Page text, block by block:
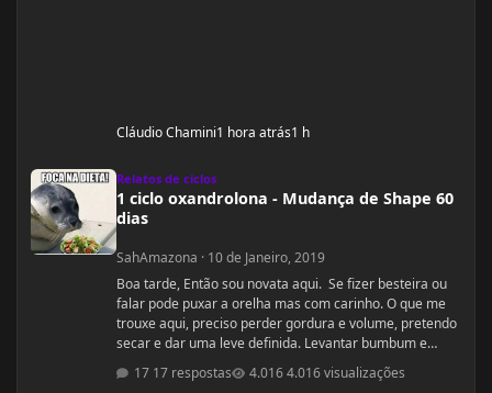
Cláudio Chamini1 hora atrás1 h
Relatos de ciclos
1 ciclo oxandrolona - Mudança de Shape 60
dias
SahAmazona · 10 de Janeiro, 2019
Boa tarde, Então sou novata aqui. Se fizer besteira ou
falar pode puxar a orelha mas com carinho. O que me
trouxe aqui, preciso perder gordura e volume, pretendo
secar e dar uma leve definida. Levantar bumbum e
secar barriguinha, ganha forma nas pernas, costas e
braços, mas nada muito musculoso ou a ponto de
17 respostas 4.016 visualizações